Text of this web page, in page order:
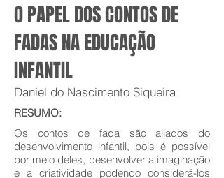
O PAPEL DOS CONTOS DE
FADAS NA EDUCAÇÃO
INFANTIL
Daniel do Nascimento Siqueira
RESUMO:
Os contos de fada são aliados do
desenvolvimento infantil, pois é possível
por meio deles, desenvolver a imaginação
e a criatividade podendo considerá-los